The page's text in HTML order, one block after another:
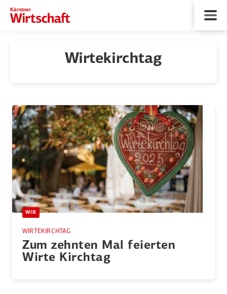
Wirtekirchtag
WIB
WIRTEKIRCHTAG
Zum zehnten Mal feierten
Wirte Kirchtag